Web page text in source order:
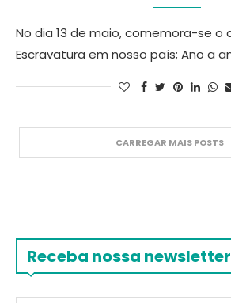
No dia 13 de maio, comemora-se o
Escravatura em nosso país; Ano a
CARREGAR MAIS POSTS
Receba nossa